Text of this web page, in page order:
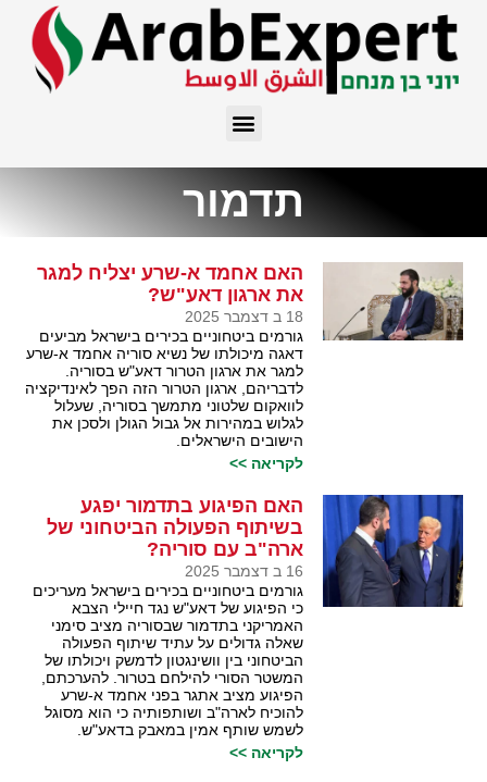
תדמור
האם אחמד א-שרע יצליח למגר
את ארגון דאע"ש?
18 ב דצמבר 2025
גורמים ביטחוניים בכירים בישראל מביעים
דאגה מיכולתו של נשיא סוריה אחמד א-שרע
למגר את ארגון הטרור דאע"ש בסוריה.
לדבריהם, ארגון הטרור הזה הפך לאינדיקציה
לוואקום שלטוני מתמשך בסוריה, שעלול
לגלוש במהירות אל גבול הגולן ולסכן את
הישובים הישראלים.
לקריאה >>
האם הפיגוע בתדמור יפגע
בשיתוף הפעולה הביטחוני של
ארה"ב עם סוריה?
16 ב דצמבר 2025
גורמים ביטחוניים בכירים בישראל מעריכים
כי הפיגוע של דאע"ש נגד חיילי הצבא
האמריקני בתדמור שבסוריה מציב סימני
שאלה גדולים על עתיד שיתוף הפעולה
הביטחוני בין וושינגטון לדמשק ויכולתו של
המשטר הסורי להילחם בטרור. להערכתם,
הפיגוע מציב אתגר בפני אחמד א-שרע
להוכיח לארה"ב ושותפותיה כי הוא מסוגל
לשמש שותף אמין במאבק בדאע"ש.
לקריאה >>